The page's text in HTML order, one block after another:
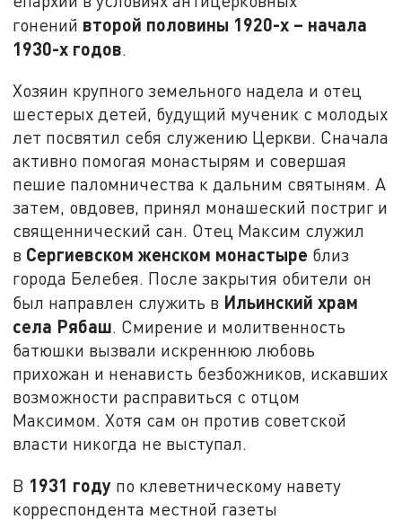
гонений второй половины 1920-х – начала
1930-х годов.
Хозяин крупного земельного надела и отец
шестерых детей, будущий мученик с молодых
лет посвятил себя служению Церкви. Сначала
активно помогая монастырям и совершая
пешие паломничества к дальним святыням. А
затем, овдовев, принял монашеский постриг и
священнический сан. Отец Максим служил
в Сергиевском женском монастыре близ
города Белебея. После закрытия обители он
был направлен служить в Ильинский храм
села Рябаш. Смирение и молитвенность
батюшки вызвали искреннюю любовь
прихожан и ненависть безбожников, искавших
возможности расправиться с отцом
Максимом. Хотя сам он против советской
власти никогда не выступал.
В 1931 году по клеветническому навету
корреспондента местной газеты